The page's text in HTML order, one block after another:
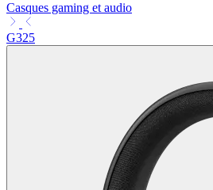
Casques gaming et audio
G325